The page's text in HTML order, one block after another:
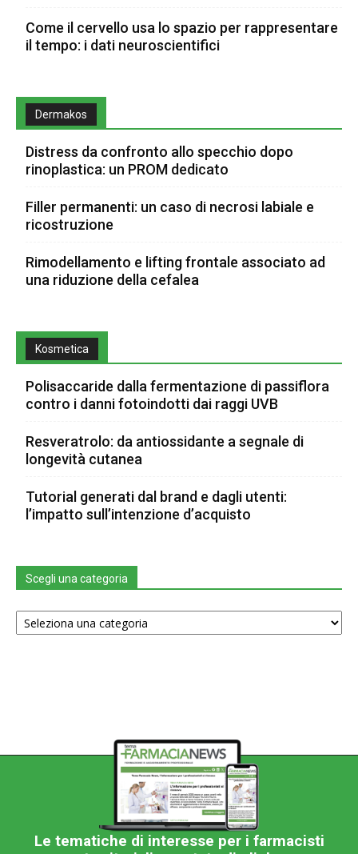
Come il cervello usa lo spazio per rappresentare
il tempo: i dati neuroscientifici
Dermakos
Distress da confronto allo specchio dopo
rinoplastica: un PROM dedicato
Filler permanenti: un caso di necrosi labiale e
ricostruzione
Rimodellamento e lifting frontale associato ad
una riduzione della cefalea
Kosmetica
Polisaccaride dalla fermentazione di passiflora
contro i danni fotoindotti dai raggi UVB
Resveratrolo: da antiossidante a segnale di
longevità cutanea
Tutorial generati dal brand e dagli utenti:
l’impatto sull’intenzione d’acquisto
Scegli una categoria
Scegli
una
Le tematiche di interesse per i farmacisti